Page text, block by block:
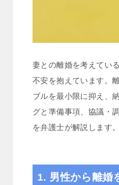
妻との離婚を考えてい
不安を抱えています。
ブルを最小限に抑え、
グと準備事項、協議・
を弁護士が解説します。
1. 男性から離婚
交通事故の件で遠藤さんにお世話
になりました。丁寧かつ迅速に対
応していただき、安心してお任せ
できました。LINEで気軽に連絡が取
れるのも便利でした。ありがとう